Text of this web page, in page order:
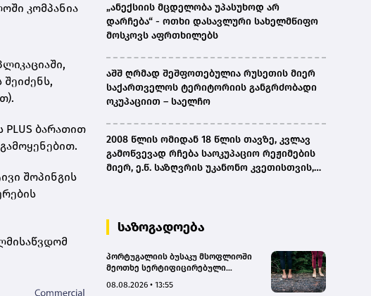
კომპანია
ბარათით
შოპინგის
„ანექსიის მცდელობა უპასუხოდ არ
დარჩება“ - ოთხი დასავლური სახელმწიფო
მოსკოვს აფრთხილებს
აშშ ღრმად შეშფოთებულია რუსეთის მიერ
საქართველოს ტერიტორიის განგრძობადი
ოკუპაციით – საელჩო
2008 წლის ომიდან 18 წლის თავზე, კვლავ
გამოწვევად რჩება საოკუპაციო რეჟიმების
მიერ, ე.წ. საზღვრის უკანონო კვეთისთვის,
სახალხო დამცველი
საზოგადოება
პორტუგალიის ბუსაკუ მსოფლიოში
მეოთხე სერტიფიცირებული
08.08.2026 • 13:55